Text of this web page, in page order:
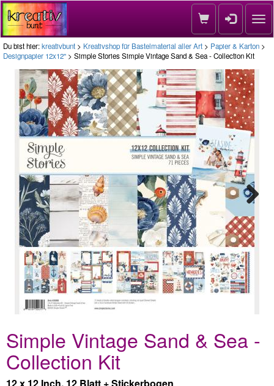
Du bist hier:kreativbunt > Kreativshop für Bastelmaterial aller Art > Papier & Karton >
Designpapier 12x12'' > Simple Stories Simple Vintage Sand & Sea - Collection Kit
Next
Simple Vintage Sand & Sea -
Collection Kit